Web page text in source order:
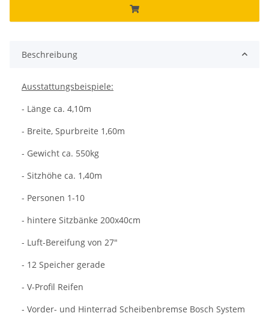
Beschreibung
Ausstattungsbeispiele:
- Länge ca. 4,10m
- Breite, Spurbreite 1,60m
- Gewicht ca. 550kg
- Sitzhöhe ca. 1,40m
- Personen 1-10
- hintere Sitzbänke 200x40cm
- Luft-Bereifung von 27"
- 12 Speicher gerade
- V-Profil Reifen
- Vorder- und Hinterrad Scheibenbremse Bosch System